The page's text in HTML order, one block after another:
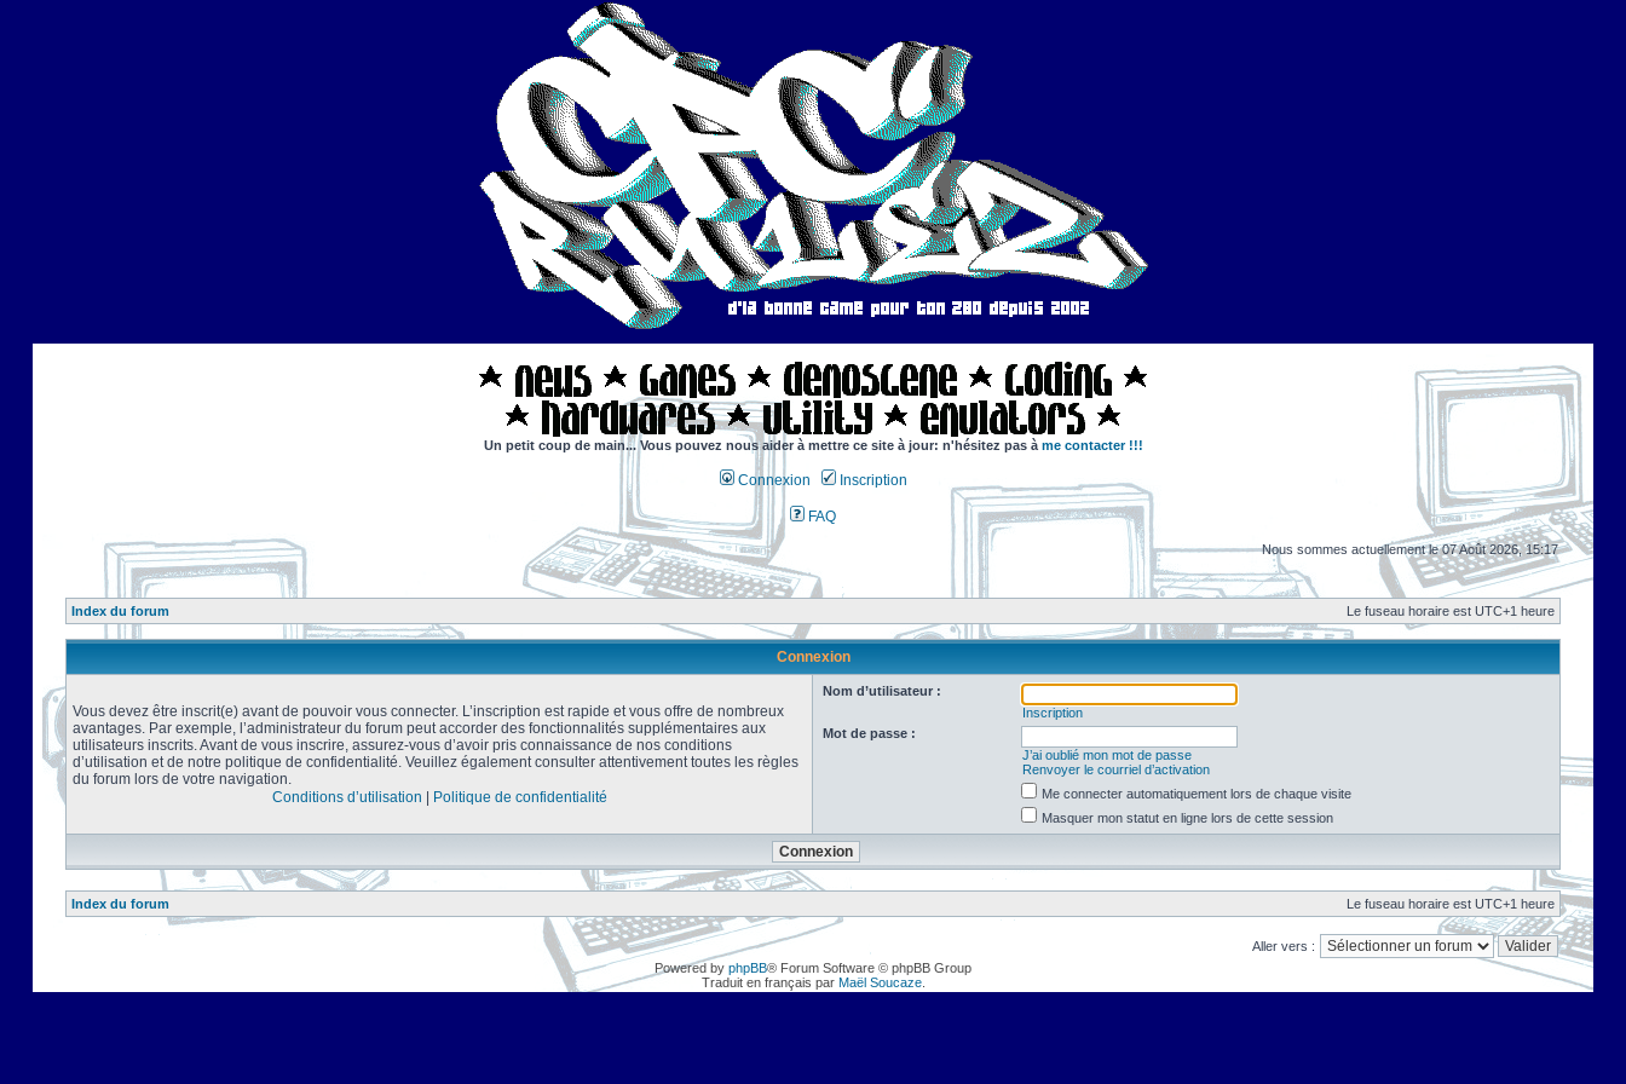
Un petit coup de main... Vous pouvez nous aider à mettre ce site à jour: n'hésitez pas à me contacter !!!
Connexion Inscription
FAQ
Nous sommes actuellement le 07 Août 2026, 15:17
Index du forum Le fuseau horaire est UTC+1 heure
Connexion
Vous devez être inscrit(e) avant de pouvoir vous connecter. L’inscription est rapide et vous offre de nombreux
avantages. Par exemple, l’administrateur du forum peut accorder des fonctionnalités supplémentaires aux
utilisateurs inscrits. Avant de vous inscrire, assurez-vous d’avoir pris connaissance de nos conditions
d’utilisation et de notre politique de confidentialité. Veuillez également consulter attentivement toutes les règles
du forum lors de votre navigation.
Conditions d’utilisation
Politique de confidentialité
Nom d’utilisateur :
Inscription
Mot de passe :
J’ai oublié mon mot de passe
Renvoyer le courriel d’activation
Me connecter automatiquement lors de chaque visite
Masquer mon statut en ligne lors de cette session
Index du forum Le fuseau horaire est UTC+1 heure
Aller vers :
Powered by phpBB® Forum Software © phpBB Group
Traduit en français par Maël Soucaze.